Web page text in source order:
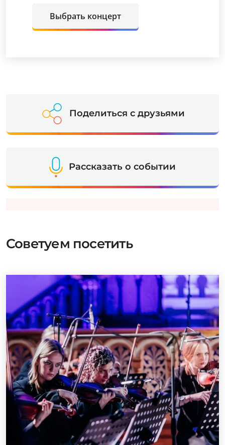
Выбрать концерт
Поделиться с друзьями
Рассказать о событии
Советуем посетить